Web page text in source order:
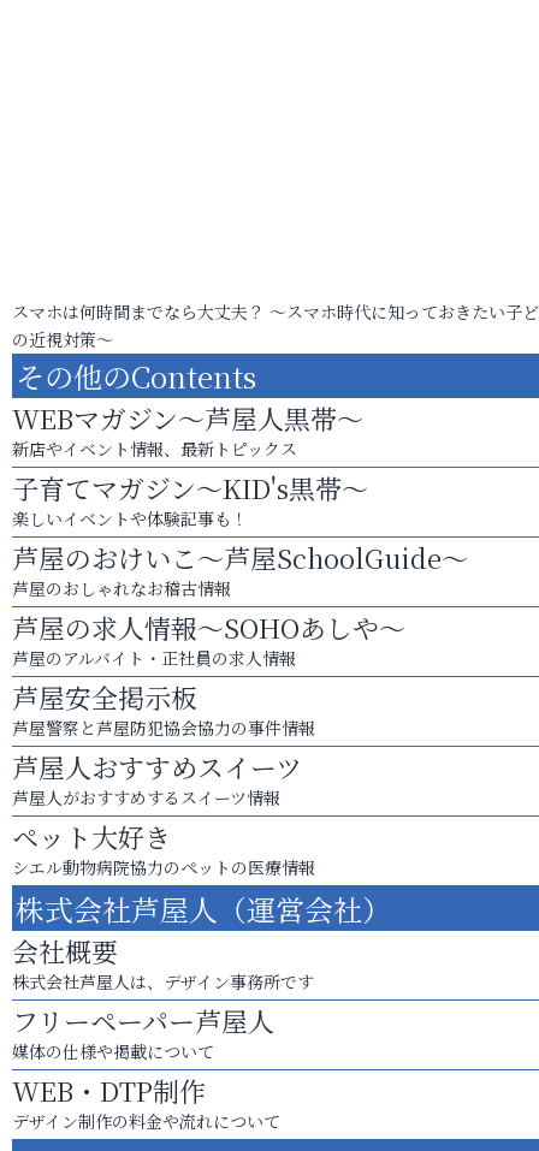
スマホは何時間までなら大丈夫？ ～スマホ時代に知っておきたい子
の近視対策～
その他のContents
WEBマガジン～芦屋人黒帯～
新店やイベント情報、最新トピックス
子育てマガジン～KID's黒帯～
楽しいイベントや体験記事も！
芦屋のおけいこ～芦屋SchoolGuide～
芦屋のおしゃれなお稽古情報
芦屋の求人情報～SOHOあしや～
芦屋のアルバイト・正社員の求人情報
芦屋安全掲示板
芦屋警察と芦屋防犯協会協力の事件情報
芦屋人おすすめスイーツ
芦屋人がおすすめするスイーツ情報
ペット大好き
シエル動物病院協力のペットの医療情報
株式会社芦屋人（運営会社）
会社概要
株式会社芦屋人は、デザイン事務所です
フリーペーパー芦屋人
媒体の仕様や掲載について
WEB・DTP制作
デザイン制作の料金や流れについて